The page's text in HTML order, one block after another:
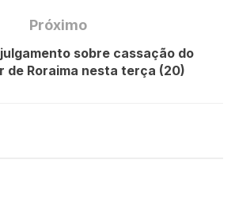
Próximo
sobre cassação do
de Roraima nesta terça (20)